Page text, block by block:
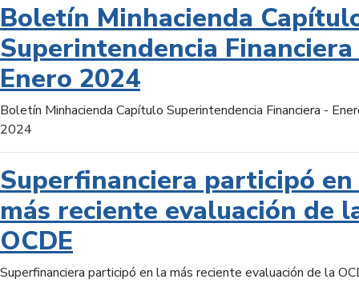
Boletín Minhacienda
Superintendencia
Enero 2024
Boletín Minhacienda Capítulo Superintendencia Financiera -
2024
Superfinanciera participó
más reciente evaluación de
OCDE
Superfinanciera participó en la más reciente evaluación de la